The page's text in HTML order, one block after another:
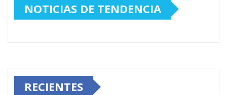
NOTICIAS DE TENDENCIA
RECIENTES